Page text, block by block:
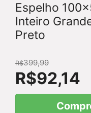
Espelho
Inteiro
Preto
R$399,99
R$92,14